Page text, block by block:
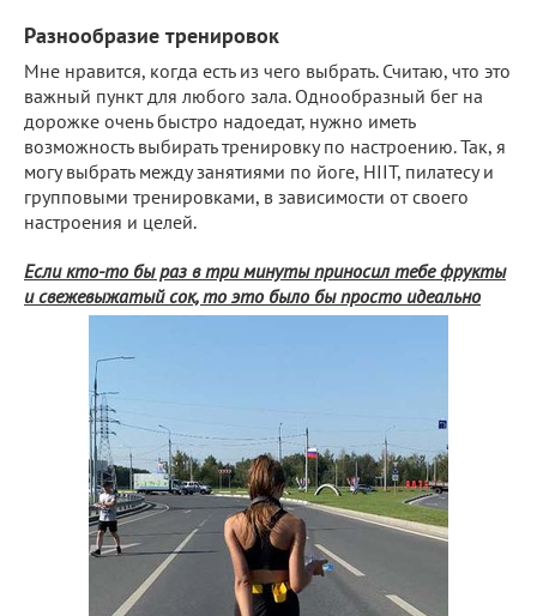
Разнообразие тренировок
Мне нравится, когда есть из чего выбрать. Считаю, что это
важный пункт для любого зала. Однообразный бег на
дорожке очень быстро надоедат, нужно иметь
возможность выбирать тренировку по настроению. Так, я
могу выбрать между занятиями по йоге, HIIT, пилатесу и
групповыми тренировками, в зависимости от своего
настроения и целей.
Если кто-то бы раз в три минуты приносил тебе фрукты
и свежевыжатый сок, то это было бы просто идеально